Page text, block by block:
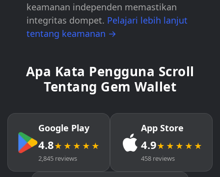
keamanan independen memastikan
integritas dompet. Pelajari lebih lanjut
tentang keamanan →
Apa Kata Pengguna Scroll
Tentang Gem Wallet
Google Play
4.8★★★★★
2,845 reviews
App Store
4.9★★★★★
458 reviews